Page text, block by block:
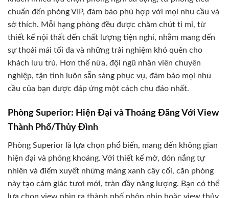
chuẩn đến phòng VIP, đảm bảo phù hợp với mọi nhu cầu và
sở thích. Mỗi hạng phòng đều được chăm chút tỉ mỉ, từ
thiết kế nội thất đến chất lượng tiện nghi, nhằm mang đến
sự thoải mái tối đa và những trải nghiệm khó quên cho
khách lưu trú. Hơn thế nữa, đội ngũ nhân viên chuyên
nghiệp, tận tình luôn sẵn sàng phục vụ, đảm bảo mọi nhu
cầu của bạn được đáp ứng một cách chu đáo nhất.
Phòng Superior: Hiện Đại và Thoáng Đãng Với View
Thành Phố/Thủy Đình
Phòng Superior là lựa chọn phổ biến, mang đến không gian
hiện đại và phóng khoáng. Với thiết kế mở, đón nắng tự
nhiên và điểm xuyết những mảng xanh cây cối, căn phòng
này tạo cảm giác tươi mới, tràn đầy năng lượng. Bạn có thể
lựa chọn view nhìn ra thành phố nhộn nhịp hoặc view thủy